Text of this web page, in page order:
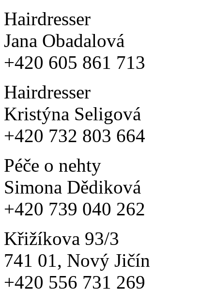
Hairdresser
Jana Obadalová
+420 605 861 713
Hairdresser
Kristýna Seligová
+420 732 803 664
Péče o nehty
Simona Dědiková
+420 739 040 262
Křižíkova 93/3
741 01, Nový Jičín
+420 556 731 269